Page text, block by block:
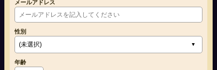
メールアドレス
性別
年齢